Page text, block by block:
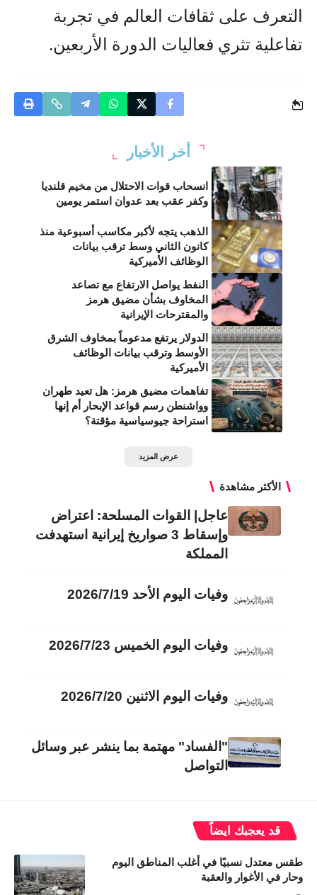
التعرف على ثقافات العالم في تجربة
تفاعلية تثري فعاليات الدورة الأربعين.
أخر الأخبار
انسحاب قوات الاحتلال من مخيم قلنديا
وكفر عقب بعد عدوان استمر يومين
الذهب يتجه لأكبر مكاسب أسبوعية منذ
كانون الثاني وسط ترقب بيانات
الوظائف الأميركية
النفط يواصل الارتفاع مع تصاعد
المخاوف بشأن مضيق هرمز
والمقترحات الإيرانية
الدولار يرتفع مدعوماً بمخاوف الشرق
الأوسط وترقب بيانات الوظائف
الأميركية
تفاهمات مضيق هرمز: هل تعيد طهران
وواشنطن رسم قواعد الإبحار أم إنها
استراحة جيوسياسية مؤقتة؟
عرض المزيد
الأكثر مشاهدة
عاجل| القوات المسلحة: اعتراض
وإسقاط 3 صواريخ إيرانية استهدفت
المملكة
وفيات اليوم الأحد 2026/7/19
وفيات اليوم الخميس 2026/7/23
وفيات اليوم الاثنين 2026/7/20
"الفساد" مهتمة بما ينشر عبر وسائل
التواصل
قد يعجبك ايضاً
طقس معتدل نسبيًا في أغلب المناطق اليوم
وحار في الأغوار والعقبة